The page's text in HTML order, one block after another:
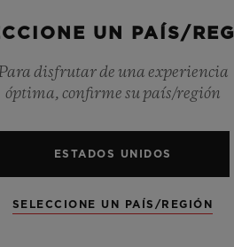
días de
lleva a
oro
oro
UN PAÍS/
disfrutar de una experiencia
óptima, confirme su país/región
ESTADOS UNIDOS
SELECCIONE UN PAÍS/REGIÓN